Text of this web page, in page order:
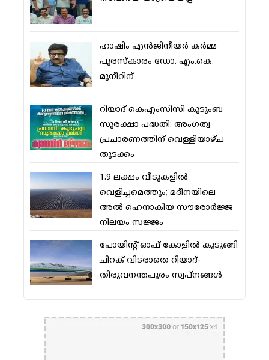
ഹാഷിം എന്‍ജിനീയര്‍ കര്‍മ്മ
പുരസ്‌കാരം ഡോ. എം.കെ.
മുനീറിന്
റിയാദ് കെഎംസിസി കുടുംബ
സുരക്ഷാ പദ്ധതി: അംഗത്വ
പ്രചാരണത്തിന് വെള്ളിയാഴ്ച
തുടക്കം
1.9 ലക്ഷം വീടുകളില്‍
വെളിച്ചമെത്തും; മദീനയിലെ
അല്‍ ഹെനാകിയ സൗരോര്‍ജ്ജ
നിലയം സജ്ജം
പോയിന്റ് ഓഫ് കോളില്‍ കുടുങ്ങി
ചിറക് വിടരാതെ റിയാദ്-
തിരുവനന്തപുരം സ്വപ്നങ്ങള്‍